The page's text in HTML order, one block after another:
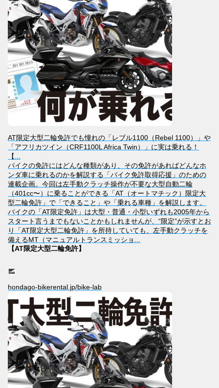
AT限定大型二輪免許でも憧れの「レブル1100（Rebel 1100）」や
「アフリカツイン（CRF1100L Africa Twin）」に実は乗れる！
【...
バイクの免許にはどんな種類があり、その免許があればどんなホ
ンダ車に乗れるのかを解説する「バイク免許取得応援」のための
連載企画。今回は左手動クラッチ操作が不要な大型自動二輪
（401cc〜）に乗ることができる「AT（オートマチック）限定大
型二輪免許」で「できること」や「乗れる車種」を解説します。
バイクの「AT限定免許」は大型・普通・小型いずれも2005年から
スタート言うまでもないことかもしれませんが、“限定”が示すとお
り「AT限定大型二輪免許」を所持していても、左手動クラッチを
備えるMT（マニュアルトランスミッショ...
【AT限定大型二輪免許】
hondago-bikerental.jp/bike-lab